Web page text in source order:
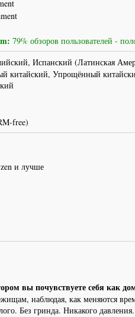
79% обзоров пользователей -
Испанский (Латинская
китайский, Упрощённый
free)
и лучше
вы почувствуете себя как
наблюдая, как меняются
Без гринда. Никакого